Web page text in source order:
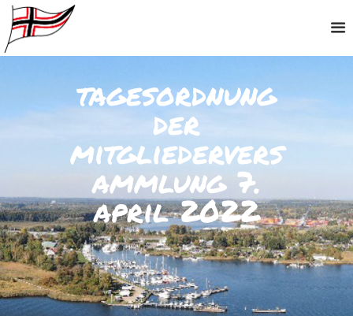
tagesordnung
der
mitgliedervers
ammlung 7.
april 2022